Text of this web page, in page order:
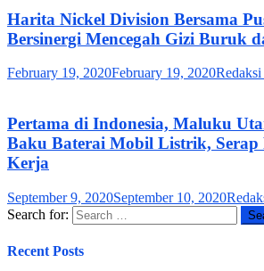
Harita Nickel Division Bersama
Bersinergi Mencegah Gizi Buruk
February 19, 2020February 19, 2020
Pertama di Indonesia, Maluku
Baku Baterai Mobil Listrik, Serap
Kerja
September 9, 2020September 10, 2020
Search for:
Recent Posts